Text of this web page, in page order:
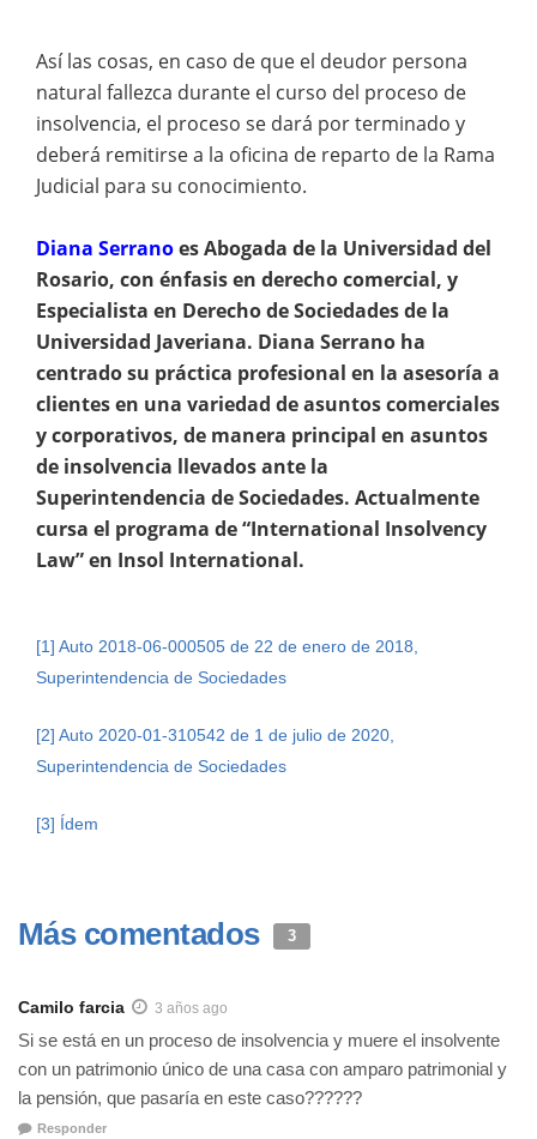
Así las cosas, en caso de que el deudor persona
natural fallezca durante el curso del proceso de
insolvencia, el proceso se dará por terminado y
deberá remitirse a la oficina de reparto de la Rama
Judicial para su conocimiento.
Diana Serranoes Abogada de la Universidad del
Rosario, con énfasis en derecho comercial, y
Especialista en Derecho de Sociedades de la
Universidad Javeriana. Diana Serrano ha
centrado su práctica profesional en la asesoría a
clientes en una variedad de asuntos comerciales
y corporativos, de manera principal en asuntos
de insolvencia llevados ante la
Superintendencia de Sociedades. Actualmente
cursa el programa de “International Insolvency
Law” en Insol International.
[1] Auto 2018-06-000505 de 22 de enero de 2018,
Superintendencia de Sociedades
[2] Auto 2020-01-310542 de 1 de julio de 2020,
Superintendencia de Sociedades
[3] Ídem
Más comentados 3
Camilo farcia 3 años ago
Si se está en un proceso de insolvencia y muere el insolvente
con un patrimonio único de una casa con amparo patrimonial y
la pensión, que pasaría en este caso??????
Responder